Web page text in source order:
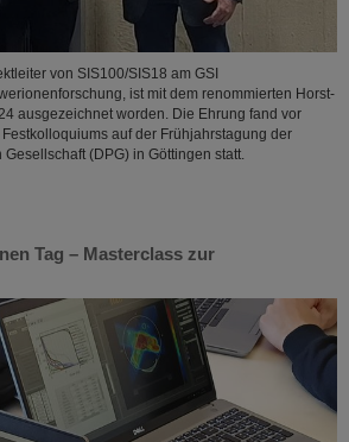
von SIS100/SIS18 am GSI
ist mit dem renommierten Horst-
ausgezeichnet worden. Die Ehrung fand vor
auf der Frühjahrstagung der
(DPG) in Göttingen statt.
Tag – Masterclass zur